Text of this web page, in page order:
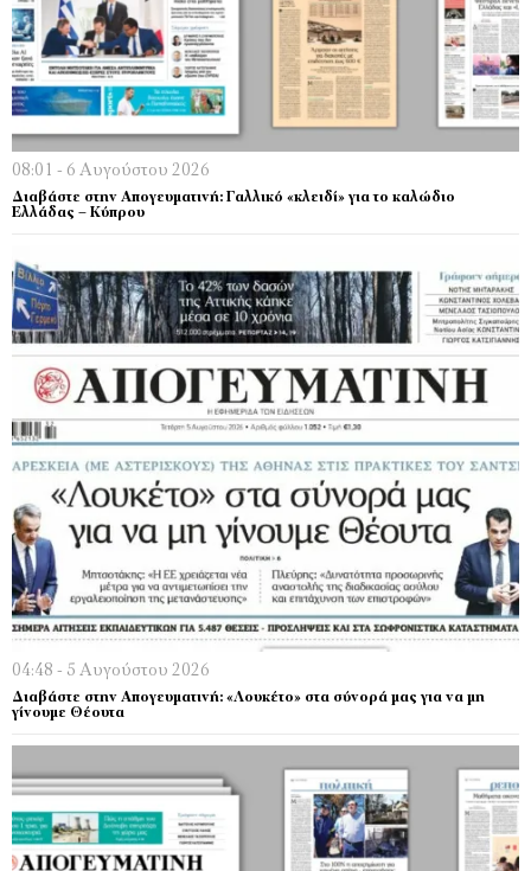
08:01 - 6 Αυγούστου 2026
Διαβάστε στην Απογευματινή: Γαλλικό «κλειδί» για το καλώδιο
Ελλάδας – Κύπρου
04:48 - 5 Αυγούστου 2026
Διαβάστε στην Απογευματινή: «Λουκέτο» στα σύνορά μας για να μη
γίνουμε Θέουτα